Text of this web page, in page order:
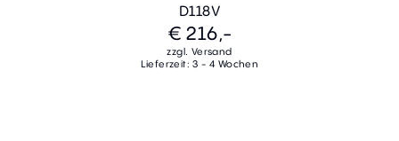
D118V
€ 216,-
zzgl. Versand
Lieferzeit: 3 - 4 Wochen